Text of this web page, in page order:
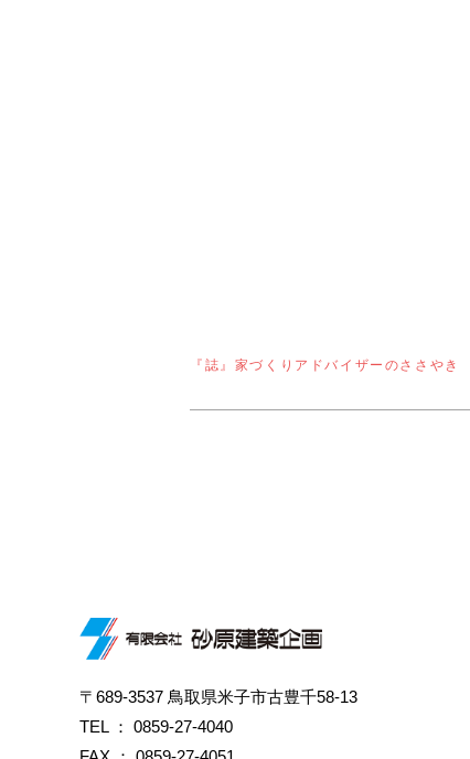
『誌』家づくりアドバイザーのささやき
〒689-3537 鳥取県米子市古豊千58-13
TEL ： 0859-27-4040